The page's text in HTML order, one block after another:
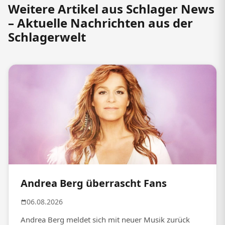
Weitere Artikel aus Schlager News
– Aktuelle Nachrichten aus der
Schlagerwelt
Andrea Berg überrascht Fans
06.08.2026
Andrea Berg meldet sich mit neuer Musik zurück